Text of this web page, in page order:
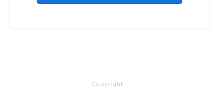
Copyright -